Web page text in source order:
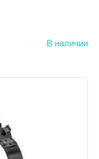
В наличии